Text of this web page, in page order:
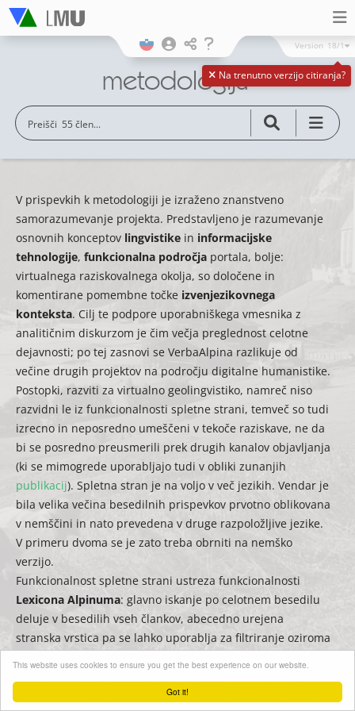
Got it!
This website uses cookies to ensure you get the best experience on our website.
Na trenutno verzijo citiranja?
Version 18/1
metodologija
V prispevkih k metodologiji je izraženo znanstveno
samorazumevanje projekta. Predstavljeno je razumevanje
osnovnih konceptov lingvistike in informacijske
tehnologije, funkcionalna področja portala, bolje:
virtualnega raziskovalnega okolja, so določene in
komentirane pomembne točke izvenjezikovnega
konteksta. Cilj te podpore uporabniškega vmesnika z
analitičnim diskurzom je čim večja preglednost celotne
dejavnosti; po tej zasnovi se VerbaAlpina razlikuje od
večine drugih projektov na področju digitalne humanistike.
Postopki, razviti za virtualno geolingvistiko, namreč niso
razvidni le iz funkcionalnosti spletne strani, temveč so tudi
izrecno in neposredno umeščeni v tekoče raziskave, ne da
bi se posredno preusmerili prek drugih kanalov objavljanja
(ki se mimogrede uporabljajo tudi v obliki zunanjih
publikacij). Spletna stran je na voljo v več jezikih. Vendar je
bila velika večina besedilnih prispevkov prvotno oblikovana
v nemščini in nato prevedena v druge razpoložljive jezike.
V primeru dvoma se je zato treba obrniti na nemško
verzijo.
Funkcionalnost spletne strani ustreza funkcionalnosti
Lexicona Alpinuma: glavno iskanje po celotnem besedilu
deluje v besedilih vseh člankov, abecedno urejena
stranska vrstica pa se lahko uporablja za filtriranje oziroma